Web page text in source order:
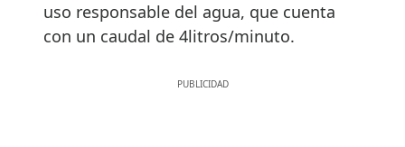
uso responsable del agua, que cuenta
con un caudal de 4litros/minuto.